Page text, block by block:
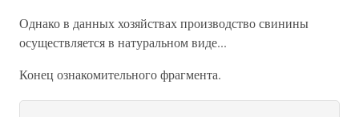
Однако в данных хозяйствах производство свинины
осуществляется в натуральном виде...
Конец ознакомительного фрагмента.